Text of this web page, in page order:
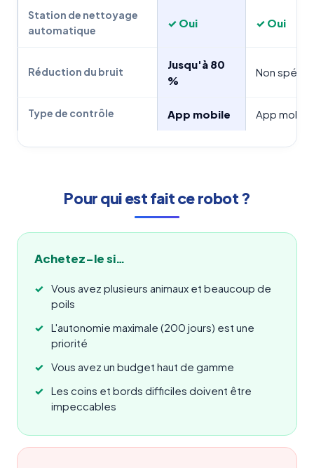
Station de nettoyage
automatique
✓ Oui ✓ Oui
Réduction du bruit
Jusqu'à 80
%
Non
Type de contrôle App mobile App mobile
Pour qui est fait ce robot ?
Achetez-le si…
Vous avez plusieurs animaux et beaucoup de
poils
L'autonomie maximale (200 jours) est une
priorité
Vous avez un budget haut de gamme
Les coins et bords difficiles doivent être
impeccables